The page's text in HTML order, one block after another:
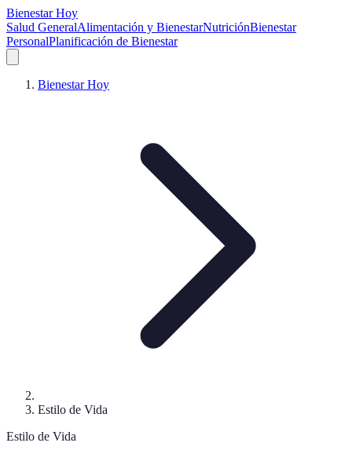
Bienestar Hoy
Salud GeneralAlimentación y BienestarNutriciónBienestar
PersonalPlanificación de Bienestar
Bienestar Hoy
Estilo de Vida
Estilo de Vida